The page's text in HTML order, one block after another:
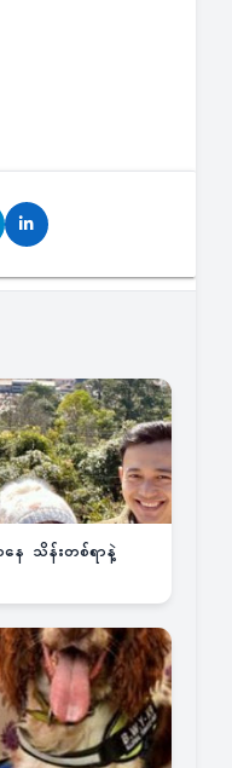
ေ သိန်းတစ်ရာနဲ့